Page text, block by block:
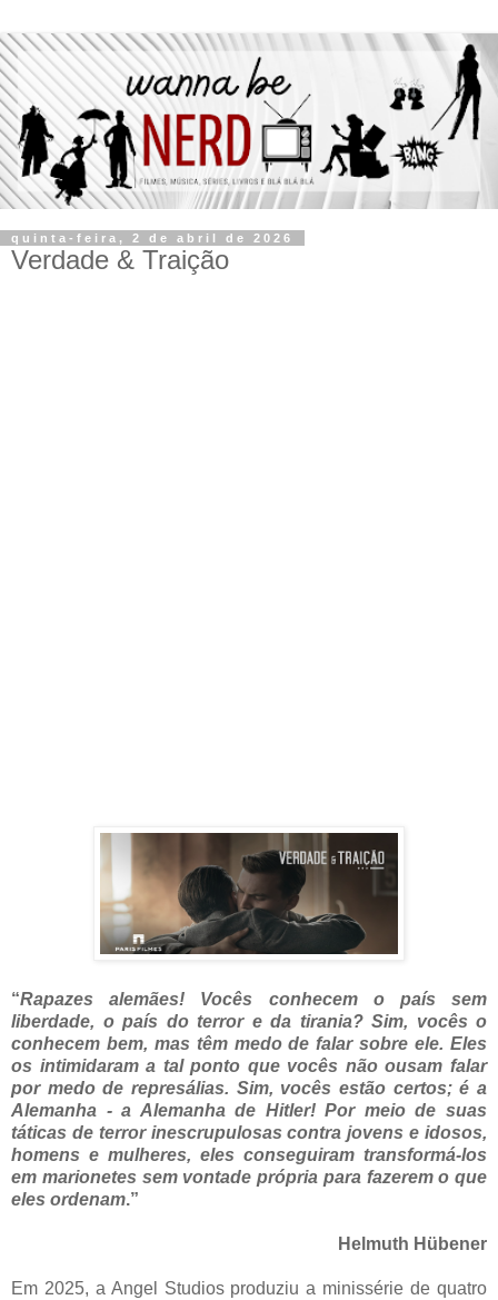
quinta-feira, 2 de abril de 2026
Verdade & Traição
“Rapazes alemães! Vocês conhecem o país sem
liberdade, o país do terror e da tirania? Sim, vocês o
conhecem bem, mas têm medo de falar sobre ele. Eles
os intimidaram a tal ponto que vocês não ousam falar
por medo de represálias. Sim, vocês estão certos; é a
Alemanha - a Alemanha de Hitler! Por meio de suas
táticas de terror inescrupulosas contra jovens e idosos,
homens e mulheres, eles conseguiram transformá-los
em marionetes sem vontade própria para fazerem o que
eles ordenam.”
Helmuth Hübener
Em 2025, a Angel Studios produziu a minissérie de quatro